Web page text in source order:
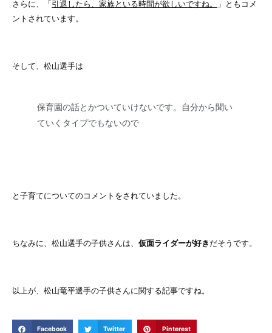
さらに、「 引退したら、家族といる時間が欲しいですね。
」ともコメ
ントされています。
そして、松山選手は
保育園の話とかついていけないです。自分から聞い
ていくタイプでもないので
と子育てについてのコメントをされていました。
ちなみに、松山選手の子供さんは、 仮面ライダーが好き だそうです。
以上が、松山竜平選手の子供さんに関する記事ですね。
Facebook Twitter Pinterest